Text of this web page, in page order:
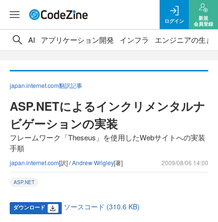
ログイン
新規
会員登録
AI アプリケーション開発 インフラ エンジニアの生き
japan.internet.com翻訳記事
ASP.NETによるインクリメンタルナ
ビゲーションの実装
フレームワーク「Theseus」を使用したWebサイトへの実装
手順
japan.internet.com[訳] /Andrew Wrigley[著] 2009/08/06 14:00
ASP.NET
ダウンロード ソースコード (310.6 KB)